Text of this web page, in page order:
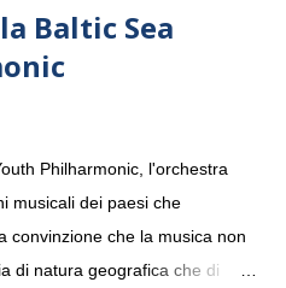
Baltic Sea
Philharmonic, l'orchestra
musicali dei paesi che
convinzione che la musica non
di natura geografica che di